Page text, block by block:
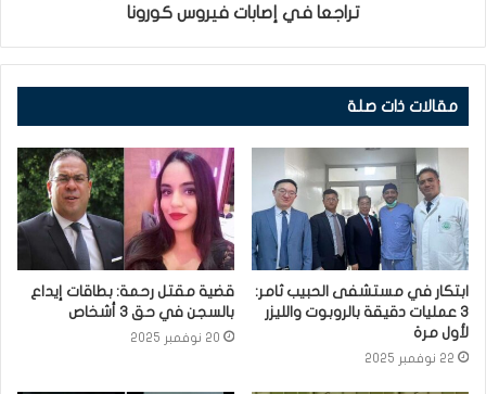
تراجعا في إصابات فيروس كورونا
مقالات ذات صلة
ابتكار في مستشفى الحبيب ثامر:
3 عمليات دقيقة بالروبوت والليزر
لأول مرة
22 نوفمبر 2025
قضية مقتل رحمة: بطاقات إيداع
بالسجن في حق 3 أشخاص
20 نوفمبر 2025